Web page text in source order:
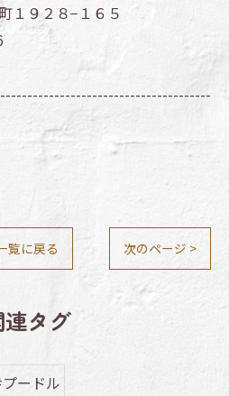
１９２８−１６５
覧に戻る 次のページ >
連タグ
ードル